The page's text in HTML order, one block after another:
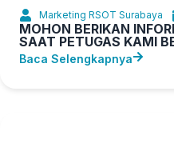
Marketing RSOT Surabaya
MOHON BERIKAN
SAAT PETUGAS KAMI
Baca Selengkapnya